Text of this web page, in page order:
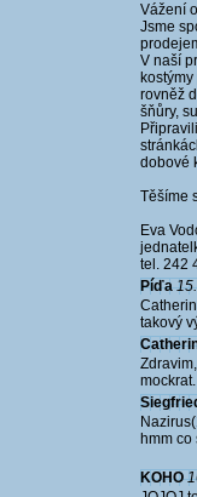
Vážení
Jsme
V naší
rovněž
šňůry,
dobové
Těšíme
Eva
tel. 242
Píďa
takový
mockrat.
hmm
KOHO